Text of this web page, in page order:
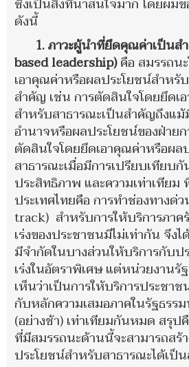
ซึ่งเป็นสิ่งที่น่าสนใจมาก โดยผม
ดังนี้
1.ภาวะผู้นำที่ยึดคุณค่าเป็นส
basedleadership)คือ สมรรถน
เอาคุณค่าหรือผลประโยชน์สำหรั
สำคัญ เช่น การตัดสินใจโดยยึดเ
สำหรับสาธารณะเป็นสำคัญถึงแ
อำนาจหรือผลประโยชน์ของฝ่ายก
ตัดสินใจโดยยึดเอาคุณค่าหรือผล
สาธารณะเมื่อมีการเปรียบเทียบกั
ประสิทธิภาพ และความเท่าเทียม
ประเทศไทยคือ การทำช่องทางด่
track) สำหรับการให้บริการภา
เร่งของประชาชนมีไม่เท่ากัน จึง
มีจำกัดในบางส่วนให้บริการกับ
เร่งในอัตราพิเศษ แต่หน่วยงานรั
เห็นว่าเป็นการให้บริการประช
กับหลักความเสมอภาคในรัฐธรร
(อย่างช้า) เท่าเทียมกันหมด สรุป
ที่มีสมรรถนะด้านนี้จะสามารถสร้
ประโยชน์สำหรับสาธารณะได้เป็